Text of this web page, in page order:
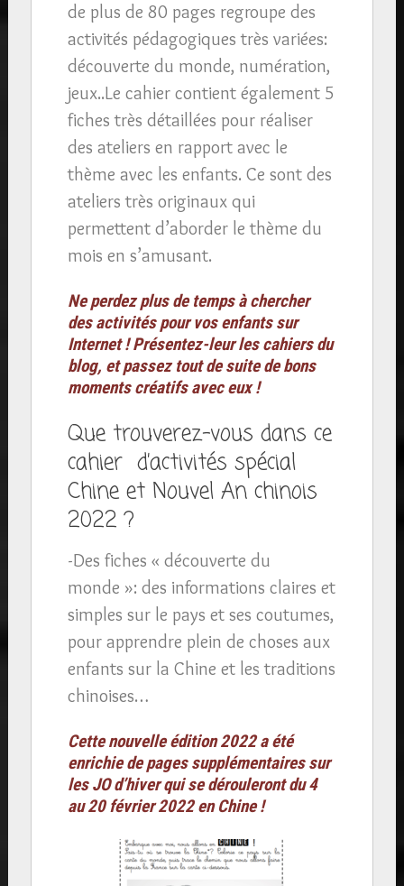
de plus de 80 pages regroupe des
activités pédagogiques très variées:
découverte du monde, numération,
jeux..Le cahier contient également 5
fiches très détaillées pour réaliser
des ateliers en rapport avec le
thème avec les enfants. Ce sont des
ateliers très originaux qui
permettent d’aborder le thème du
mois en s’amusant.
Ne perdez plus de temps à chercher
des activités pour vos enfants sur
Internet ! Présentez-leur les cahiers du
blog, et passez tout de suite de bons
moments créatifs avec eux !
Que trouverez-vous dans ce
cahier d’activités spécial
Chine et Nouvel An chinois
2022 ?
-Des fiches « découverte du
monde »: des informations claires et
simples sur le pays et ses coutumes,
pour apprendre plein de choses aux
enfants sur la Chine et les traditions
chinoises…
Cette nouvelle édition 2022 a été
enrichie de pages supplémentaires sur
les JO d’hiver qui se dérouleront du 4
au 20 février 2022 en Chine !